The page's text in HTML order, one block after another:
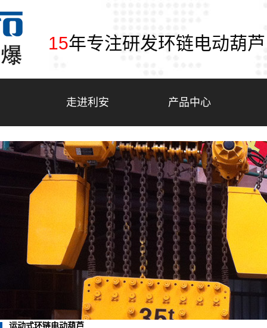
15年专注研发环链电动葫芦
走进利安 产品中心
运动式环链电动葫芦